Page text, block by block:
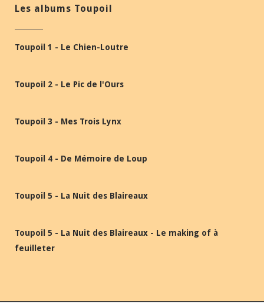
Les albums Toupoil
Toupoil 1 - Le Chien-Loutre
Toupoil 2 - Le Pic de l'Ours
Toupoil 3 - Mes Trois Lynx
Toupoil 4 - De Mémoire de Loup
Toupoil 5 - La Nuit des Blaireaux
Toupoil 5 - La Nuit des Blaireaux - Le making of à
feuilleter